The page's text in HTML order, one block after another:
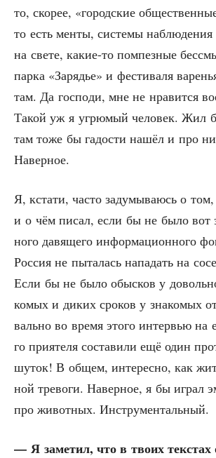
то, ско­рее, «город­ские
то есть мен­ты, систе­мы наблю­де­ния
на све­те, какие-то пом­пез­ные
пар­ка «Заря­дье» и фести­ва­ля
там. Да гос­по­ди, мне не нра­вит­ся
Такой уж я угрю­мый чело­век. Жил
там тоже бы гадо­сти нашёл и про
Наверное.
Я, кста­ти, часто заду­мы­ва­юсь о
и о чём писал, если бы не было вот
но­го давя­ще­го инфор­ма­ци­он­но­го
Рос­сия не пыта­лась напа­дать на
Если бы не было обыс­ков у
ко­мых и диких сро­ков у зна­ко­мых
валь­но во вре­мя это­го интер­вью
го при­я­те­ля соста­ви­ли ещё один
шуток! В общем, инте­рес­но, как
ной тре­во­ги. Навер­ное, я бы играл
про живот­ных. Инструментальный.
— Я заме­тил, что в тво­их